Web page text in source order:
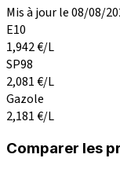
Mis à jour le 08/08/
E10
1,942€/L
SP98
2,081€/L
Gazole
2,181€/L
Comparer les